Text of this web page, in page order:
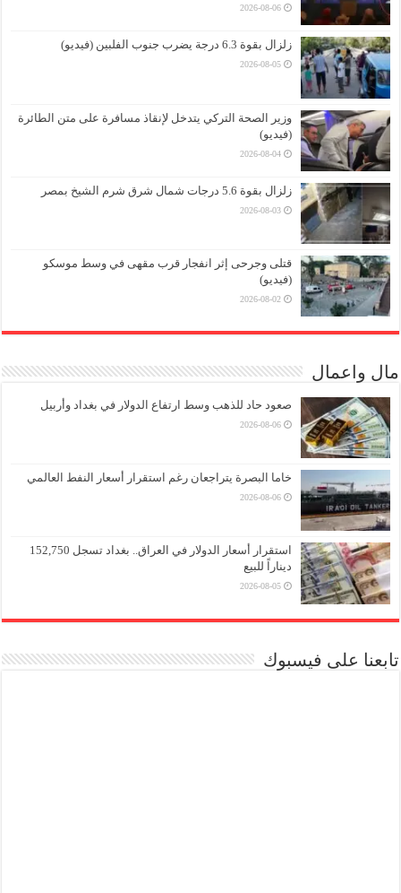
2026-08-06
زلزال بقوة 6.3 درجة يضرب جنوب الفلبين (فيديو)
2026-08-05
وزير الصحة التركي يتدخل لإنقاذ مسافرة على متن الطائرة
(فيديو)
2026-08-04
زلزال بقوة 5.6 درجات شمال شرق شرم الشيخ بمصر
2026-08-03
قتلى وجرحى إثر انفجار قرب مقهى في وسط موسكو
(فيديو)
2026-08-02
مال واعمال
صعود حاد للذهب وسط ارتفاع الدولار في بغداد وأربيل
2026-08-06
خاما البصرة يتراجعان رغم استقرار أسعار النفط العالمي
2026-08-06
استقرار أسعار الدولار في العراق.. بغداد تسجل 152,750
ديناراً للبيع
2026-08-05
تابعنا على فيسبوك